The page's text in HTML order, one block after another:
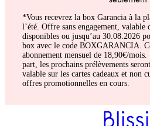
*Vous recevrez la box Garancia à la
l’été. Offre sans engagement, valable
disponibles ou jusqu’au 30.08.2026
box avec le code BOXGARANCIA.
abonnement mensuel de 18,90€/
part, les prochains prélèvements
valable sur les cartes cadeaux et non
offres promotionnelles en cours.